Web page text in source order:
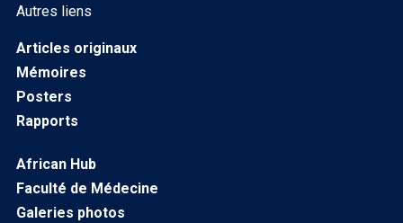
Autres liens
Articles originaux
Mémoires
Posters
Rapports
African Hub
Faculté de Médecine
Galeries photos